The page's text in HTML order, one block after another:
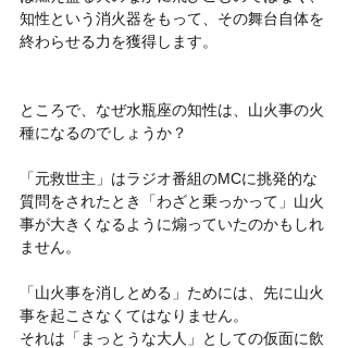
知性という消火器をもって、その舞台自体を
終わらせる力を獲得します。
ところで、なぜ水瓶座の知性は、山火事の火
種になるのでしょうか？
「元救世主」はラジオ番組のMCに挑発的な
質問をされたとき「わざと乗っかって」山火
事が大きくなるように煽っていたのかもしれ
ません。
「山火事を消しとめる」ためには、先に山火
事を起こさなくてはなりません。
それは「まっとうな大人」としての仮面に飲